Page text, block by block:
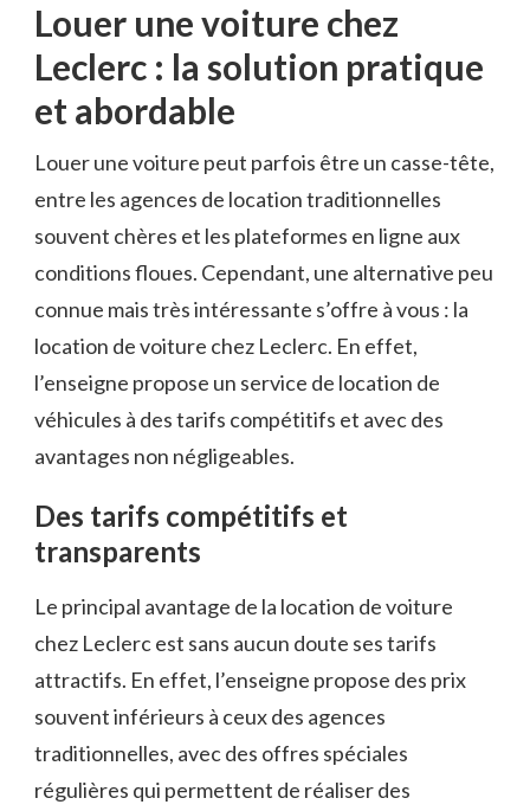
Louer une voiture chez
Leclerc : la solution pratique
et abordable
Louer une voiture peut parfois être un casse-tête,
entre les agences de location traditionnelles
souvent chères et les plateformes en ligne aux
conditions floues. Cependant, une alternative peu
connue mais très intéressante s’offre à vous : la
location de voiture chez Leclerc. En effet,
l’enseigne propose un service de location de
véhicules à des tarifs compétitifs et avec des
avantages non négligeables.
Des tarifs compétitifs et
transparents
Le principal avantage de la location de voiture
chez Leclerc est sans aucun doute ses tarifs
attractifs. En effet, l’enseigne propose des prix
souvent inférieurs à ceux des agences
traditionnelles, avec des offres spéciales
régulières qui permettent de réaliser des